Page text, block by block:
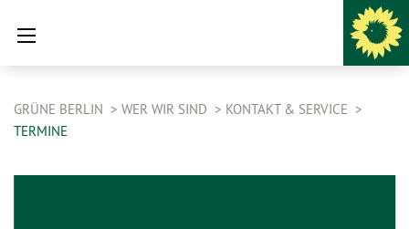
GRÜNE BERLIN WER WIR SIND
KONTAKT & SERVICE
TERMINE